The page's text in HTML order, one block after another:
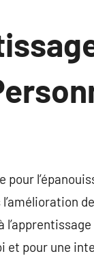
et pour une